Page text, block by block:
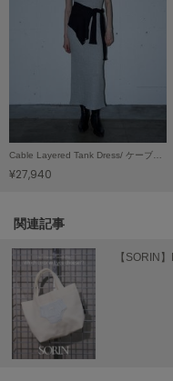
LILY BROWN
リリーブラウン
LILY BROWN Lingerie
リリーブラウンランジェリー
リトルユニオン トウキョウ
メイドオブオーガニクス
MICHU COQUETTE
ミチュ コケット
MIESROHE
ミースロエ
Cable Layered Tank Dress/ ケーブルレイヤード タンクドレス
¥27,940
関連記事
【SORIN